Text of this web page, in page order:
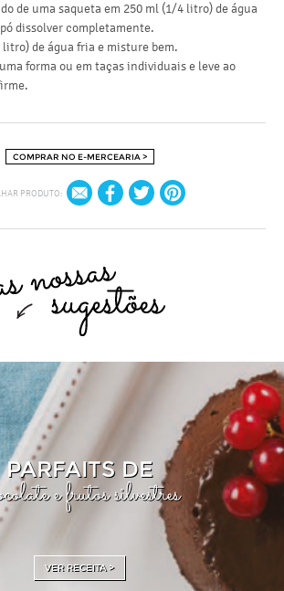
de uma saqueta em 250 ml (1/4 litro) de água
dissolver completamente.
de água fria e misture bem.
forma ou em taças individuais e leve ao
COMPRAR NO E-MERCEARIA >
PRODUTO:
PARFAITS DE
e frutos silvestres
VER RECEITA >